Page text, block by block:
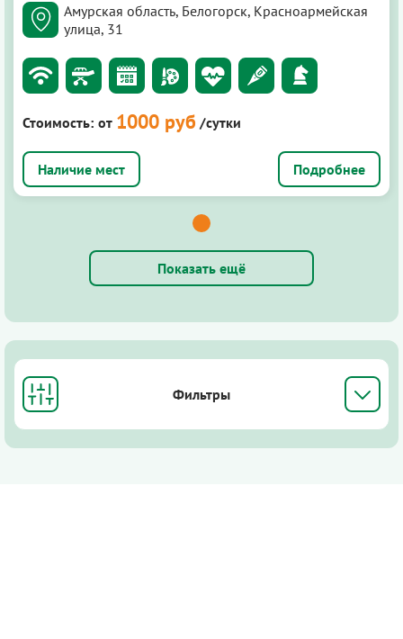
Амурская область, Белогорск, Красноармейская
улица, 31
Стоимость: от 1000 руб /сутки
Подробнее
Показать ещё
Фильтры